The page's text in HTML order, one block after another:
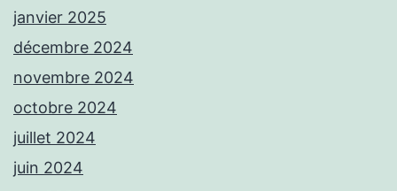
janvier 2025
décembre 2024
novembre 2024
octobre 2024
juillet 2024
juin 2024